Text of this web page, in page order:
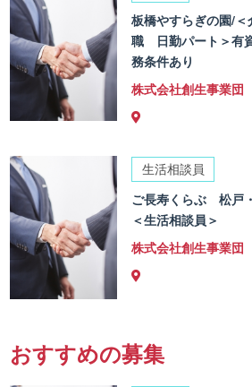
板橋やすらぎの園/＜
職 日勤パート＞有
務条件あり
株式会社創生事業団
生活相談員
ご長寿くらぶ 松戸
＜生活相談員＞
株式会社創生事業団
おすすめの募集